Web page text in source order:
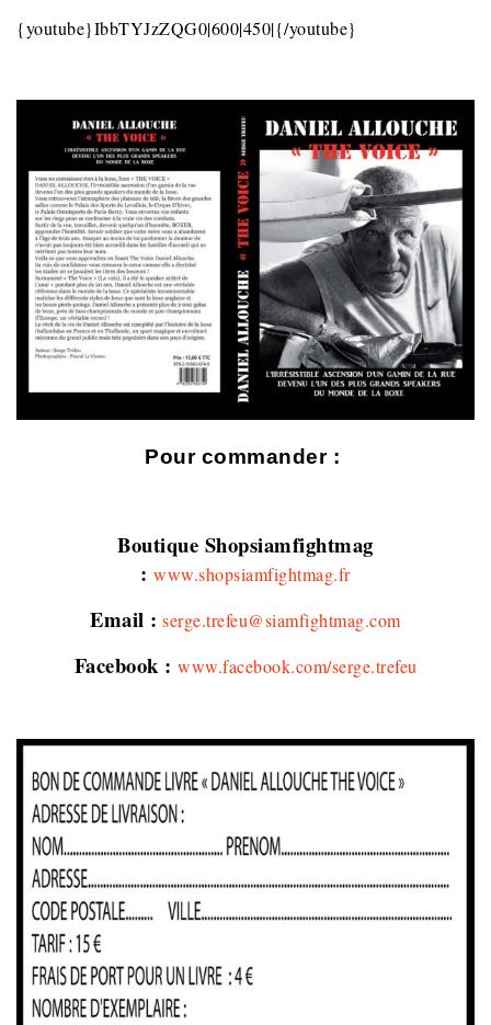
{youtube}IbbTYJzZQG0|600|450|{/youtube}
Pour commander :
Boutique Shopsiamfightmag
: www.shopsiamfightmag.fr
Email : serge.trefeu@siamfightmag.com
Facebook : www.facebook.com/serge.trefeu